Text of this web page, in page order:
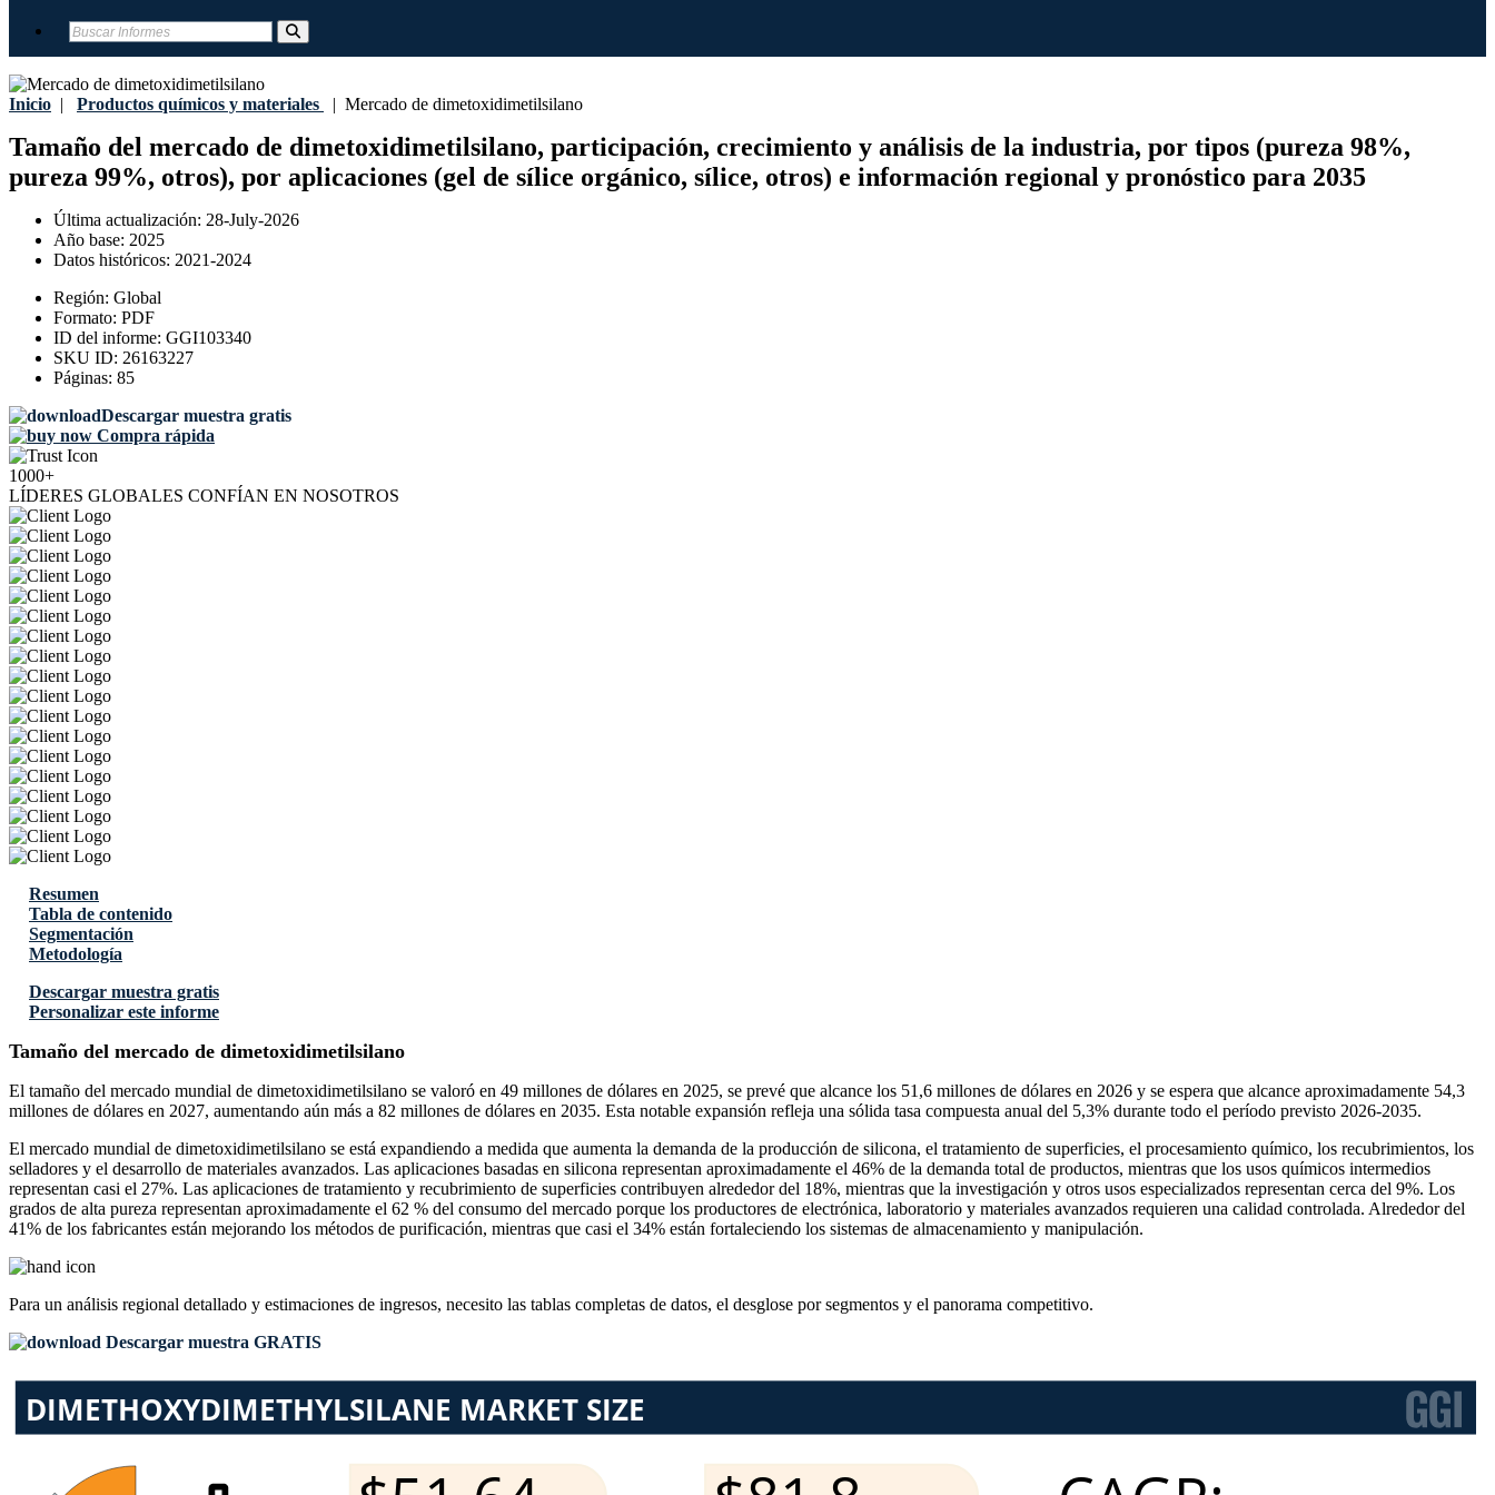
Inicio | Productos químicos y materiales | Mercado de dimetoxidimetilsilano
Tamaño del mercado de dimetoxidimetilsilano, participación, crecimiento y análisis de la industria, por tipos (pureza 98%,
pureza 99%, otros), por aplicaciones (gel de sílice orgánico, sílice, otros) e información regional y pronóstico para 2035
Última actualización: 28-July-2026
Año base: 2025
Datos históricos: 2021-2024
Región: Global
Formato: PDF
ID del informe: GGI103340
SKU ID: 26163227
Páginas: 85
Descargar muestra gratis
Compra rápida
1000+
LÍDERES GLOBALES CONFÍAN EN NOSOTROS
Resumen
Tabla de contenido
Segmentación
Metodología
Descargar muestra gratis
Personalizar este informe
Tamaño del mercado de dimetoxidimetilsilano
El tamaño del mercado mundial de dimetoxidimetilsilano se valoró en 49 millones de dólares en 2025, se prevé que alcance los 51,6 millones de dólares en 2026 y se espera que alcance aproximadamente 54,3
millones de dólares en 2027, aumentando aún más a 82 millones de dólares en 2035. Esta notable expansión refleja una sólida tasa compuesta anual del 5,3% durante todo el período previsto 2026-2035.
El mercado mundial de dimetoxidimetilsilano se está expandiendo a medida que aumenta la demanda de la producción de silicona, el tratamiento de superficies, el procesamiento químico, los recubrimientos, los
selladores y el desarrollo de materiales avanzados. Las aplicaciones basadas en silicona representan aproximadamente el 46% de la demanda total de productos, mientras que los usos químicos intermedios
representan casi el 27%. Las aplicaciones de tratamiento y recubrimiento de superficies contribuyen alrededor del 18%, mientras que la investigación y otros usos especializados representan cerca del 9%. Los
grados de alta pureza representan aproximadamente el 62 % del consumo del mercado porque los productores de electrónica, laboratorio y materiales avanzados requieren una calidad controlada. Alrededor del
41% de los fabricantes están mejorando los métodos de purificación, mientras que casi el 34% están fortaleciendo los sistemas de almacenamiento y manipulación.
Para un análisis regional detallado y estimaciones de ingresos, necesito las tablas completas de datos, el desglose por segmentos y el panorama competitivo.
Descargar muestra GRATIS